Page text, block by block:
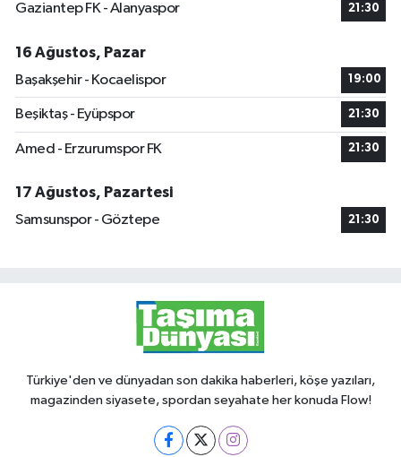
Gaziantep FK - Alanyaspor 21:30
16 Ağustos, Pazar
Başakşehir - Kocaelispor
19:00
Beşiktaş - Eyüpspor 21:30
Amed - Erzurumspor FK 21:30
17 Ağustos, Pazartesi
Samsunspor - Göztepe
21:30
Türkiye'den ve dünyadan son dakika haberleri, köşe yazıları,
magazinden siyasete, spordan seyahate her konuda Flow!